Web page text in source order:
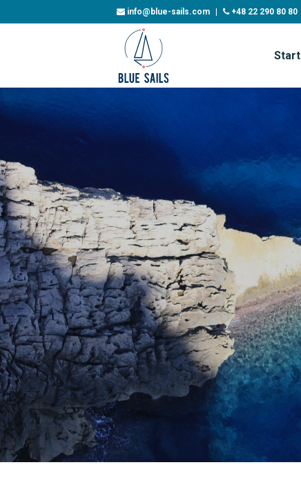
info@blue-sails.com +48 22 290 80 80
Start